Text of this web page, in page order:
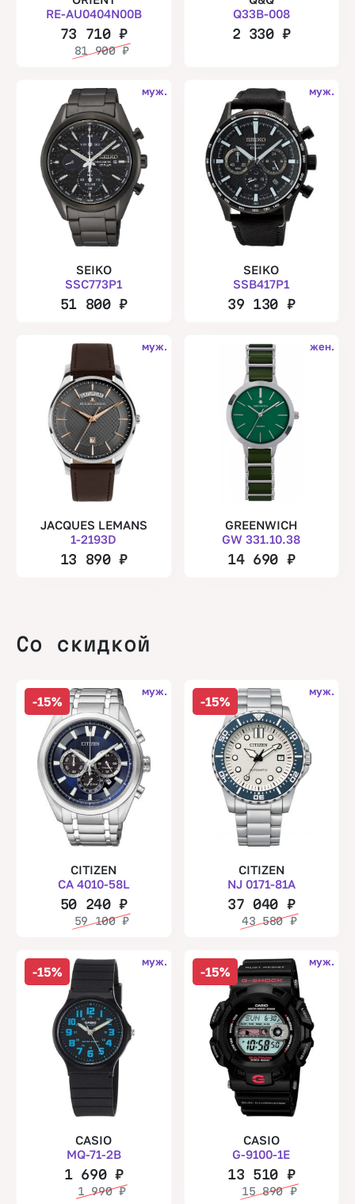
RE-AU0404N00B
73 710₽
81 900₽
Q33B-008
2 330₽
муж.
SEIKO
SSC773P1
51 800₽
муж.
SEIKO
SSB417P1
39 130 ₽
муж.
JACQUES LEMANS
1-2193D
13 890₽
жен.
GREENWICH
GW 331.10.38
14 690 ₽
Со скидкой
-15%
муж.
CITIZEN
CA 4010-58L
50 240₽
59 100₽
-15%
муж.
CITIZEN
NJ 0171-81A
37 040 ₽
43 580₽
-15%
муж.
CASIO
MQ-71-2B
1 690 ₽
1 990₽
-15%
муж.
CASIO
G-9100-1E
13 510 ₽
15 890₽